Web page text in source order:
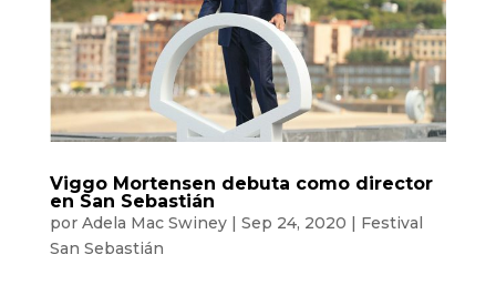
Viggo Mortensen debuta como director
en San Sebastián
por Adela Mac Swiney| Sep 24, 2020 | Festival
San Sebastián